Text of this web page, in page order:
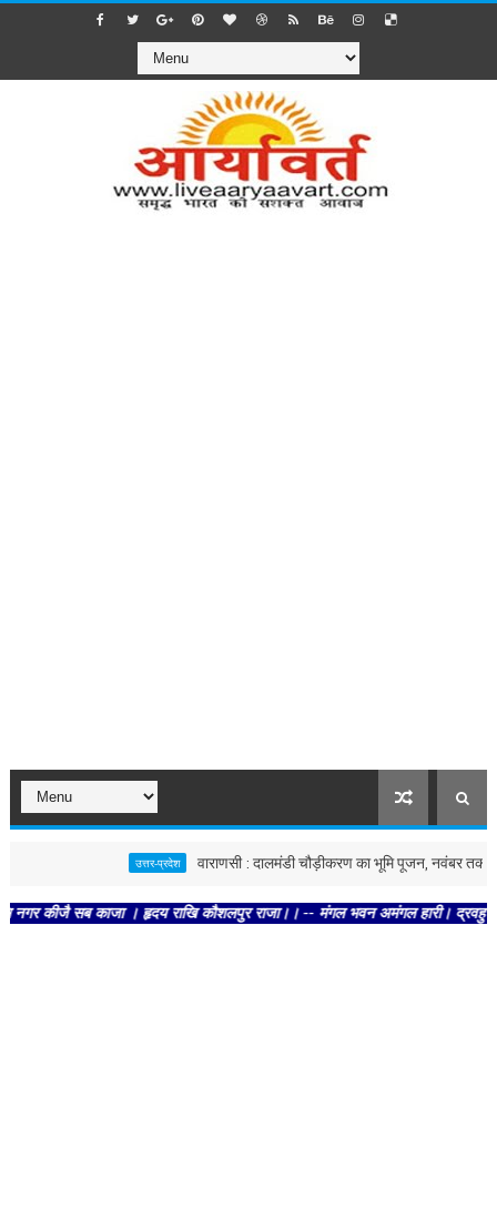
वाराणसी : दालमंडी चौड़ीकरण का भूमि पूजन, नवंबर तक बन जाएगा नया
काजा । हृदय राखि कौशलपुर राजा।। -- मंगल भवन अमंगल हारी। द्रवहु सुदसरथ अजिर